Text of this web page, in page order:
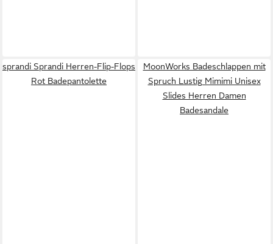
sprandi Sprandi Herren-Flip-Flops
Rot Badepantolette
MoonWorks Badeschlappen mit
Spruch Lustig Mimimi Unisex
Slides Herren Damen
Badesandale